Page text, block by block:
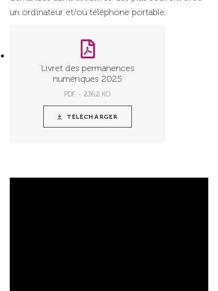
un ordinateur et/ou téléphone portable.
Livret des permanences
numériques 2025
PDF 236,2 KO
TÉLÉCHARGER